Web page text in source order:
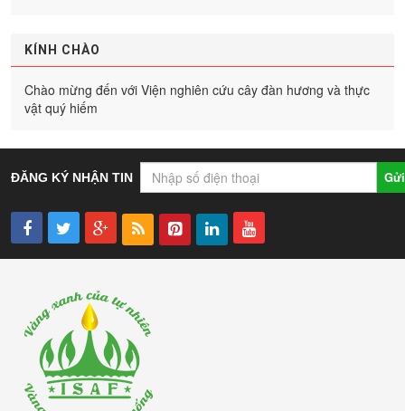
KÍNH CHÀO
Chào mừng đến với Viện nghiên cứu cây đàn hương và thực
vật quý hiếm
ĐĂNG KÝ NHẬN TIN Gửi